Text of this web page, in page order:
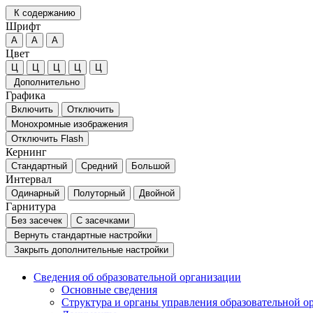
К содержанию
Шрифт
А А А
Цвет
Ц Ц Ц Ц
Ц
Дополнительно
Графика
Включить
Отключить
Монохромные изображения
Отключить Flash
Кернинг
Стандартный Средний Большой
Интервал
Одинарный Полуторный Двойной
Гарнитура
Без засечек
С засечками
Вернуть стандартные настройки
Закрыть дополнительные настройки
Сведения об образовательной организации
Основные сведения
Структура и органы управления образовательной